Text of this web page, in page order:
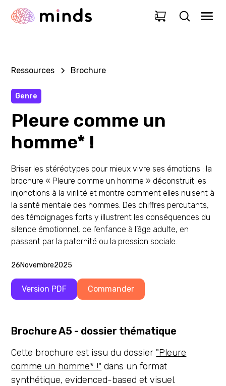
0
Ressources Brochure
Genre
Pleure comme un
homme* !
Briser les stéréotypes pour mieux vivre ses émotions : la
brochure « Pleure comme un homme » déconstruit les
injonctions à la virilité et montre comment elles nuisent à
la santé mentale des hommes. Des chiffres percutants,
des témoignages forts y illustrent les conséquences du
silence émotionnel, de l’enfance à l’âge adulte, en
passant par la paternité ou la pression sociale.
26Novembre2025
Version PDF Commander
Brochure A5 - dossier thématique
Cette brochure est issu du dossier "Pleure
comme un homme* !" dans un format
synthétique, evidenced-based et visuel.